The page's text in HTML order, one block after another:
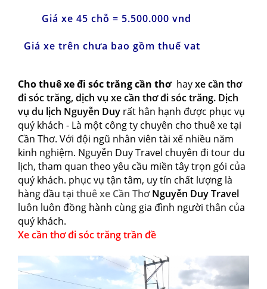
Giá xe 45 chỗ = 5.500.000 vnd
Giá xe trên chưa bao gồm thuế vat
Cho thuê xe đi sóc trăng cần thơhayxe cần thơ
đi sóc trăng,dịch vụ xe cần thơ đi sóc trăng. Dịch
vụ du lịch Nguyễn Duy rất hân hạnh được phục vụ
quý khách - Là một công ty chuyên cho thuê xe tại
Cần Thơ. Với đội ngũ nhân viên tài xế nhiều năm
kinh nghiệm. Nguyễn Duy Travel chuyên đi tour du
lịch, tham quan theo yêu cầu miền tây trọn gói của
quý khách. phục vụ tận tâm, uy tín chất lượng là
hàng đầu tại thuê xe Cần Thơ Nguyễn Duy Travel
luôn luôn đồng hành cùng gia đình người thân của
quý khách.
Xe cần thơ đi sóc trăng trần đề